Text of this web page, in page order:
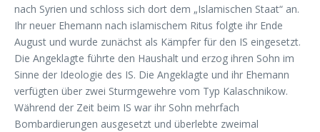
nach Syrien und schloss sich dort dem „Islamischen Staat“ an.
Ihr neuer Ehemann nach islamischem Ritus folgte ihr Ende
August und wurde zunächst als Kämpfer für den IS eingesetzt.
Die Angeklagte führte den Haushalt und erzog ihren Sohn im
Sinne der Ideologie des IS. Die Angeklagte und ihr Ehemann
verfügten über zwei Sturmgewehre vom Typ Kalaschnikow.
Während der Zeit beim IS war ihr Sohn mehrfach
Bombardierungen ausgesetzt und überlebte zweimal